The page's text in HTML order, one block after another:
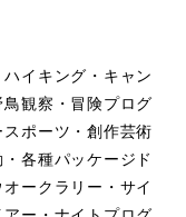
イキング・キャン
観察・冒険プログ
ポーツ・創作芸術
各種パッケージド
ークラリー・サイ